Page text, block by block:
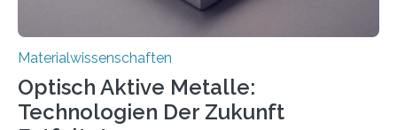
Materialwissenschaften
Optisch Aktive Metalle:
Technologien Der Zukunft